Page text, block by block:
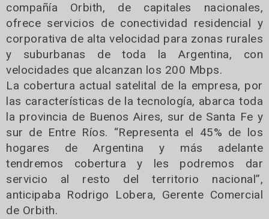
compañía Orbith, de capitales nacionales,
ofrece servicios de conectividad residencial y
corporativa de alta velocidad para zonas rurales
y suburbanas de toda la Argentina, con
velocidades que alcanzan los 200 Mbps.
La cobertura actual satelital de la empresa, por
las características de la tecnología, abarca toda
la provincia de Buenos Aires, sur de Santa Fe y
sur de Entre Ríos. “Representa el 45% de los
hogares de Argentina y más adelante
tendremos cobertura y les podremos dar
servicio al resto del territorio nacional”,
anticipaba Rodrigo Lobera, Gerente Comercial
de Orbith.